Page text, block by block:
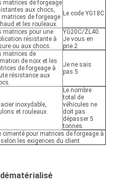
matrices de forgeage
aux chocs,
matrices de forgeage
et les rouleaux.
Le code YG18C
matrices pour une
résistante à
ou aux chocs.
YG20C/ZL40.
Je vous en
prie.2
matrices de
de noix et les
de forgeage à
résistance aux
Je ne sais
pas.5
acier inoxydable,
et rouleaux.
Le nombre
total de
véhicules ne
doit pas
dépasser 5
tonnes.
pour matrices de forgeage à
les exigences du client
dématérialisé